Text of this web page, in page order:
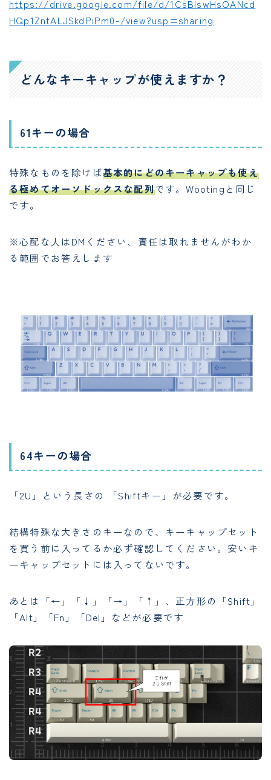
https://drive.google.com/file/d/1CsBIswHsOANcd
HQp1ZntALJSkdPiPm0-/view?usp=sharing
どんなキーキャップが使えますか？
61キーの場合
特殊なものを除けば基本的にどのキーキャップも使え
る極めてオーソドックスな配列です。Wootingと同じ
です。
※心配な人はDMください、責任は取れませんがわか
る範囲でお答えします
64キーの場合
「2U」という長さの 「Shiftキー」が必要です。
結構特殊な大きさのキーなので、キーキャップセット
を買う前に入ってるか必ず確認してください。安いキ
ーキャップセットには入ってないです。
あとは「←」「↓」「→」「↑」、正方形の「Shift」
「Alt」「Fn」「Del」などが必要です